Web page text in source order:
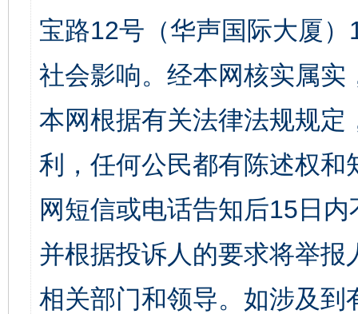
宝路12号（华声国际大厦
社会影响。经本网核实属
本网根据有关法律法规规
利，任何公民都有陈述权
网短信或电话告知后15日
并根据投诉人的要求将举
相关部门和领导。如涉及